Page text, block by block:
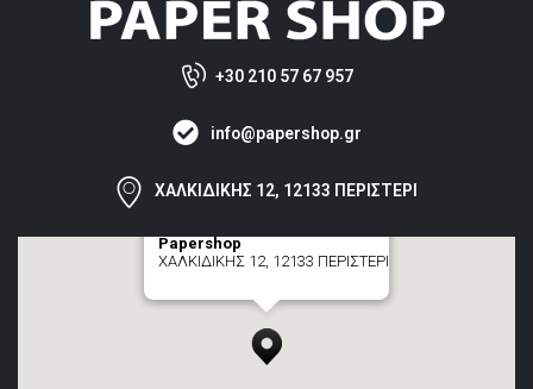
+30 210 57 67 957
info@papershop.gr
ΧΑΛΚΙΔΙΚΗΣ 12, 12133 ΠΕΡΙΣΤΕΡΙ
Papershop
ΧΑΛΚΙΔΙΚΗΣ 12, 12133 ΠΕΡΙΣΤΕΡΙ